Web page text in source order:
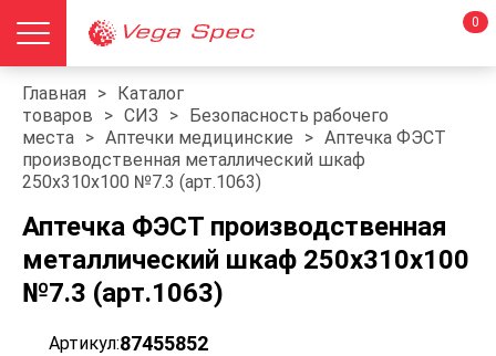
0
Главная > Каталог
товаров
> СИЗ > Безопасность рабочего
места > Аптечки медицинские > Аптечка ФЭСТ
производственная металлический шкаф
250х310х100 №7.3 (арт.1063)
Аптечка ФЭСТ производственная
металлический шкаф 250х310х100
№7.3 (арт.1063)
Артикул:87455852